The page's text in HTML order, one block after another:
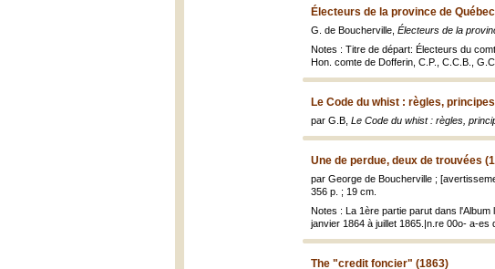
Électeurs de la province de
G. de Boucherville, Électeurs de la
Notes : Titre de départ: Électeurs du
Hon. comte de Dofferin, C.P., C.C.B.,
Le Code du whist : règles,
par G.B, Le Code du whist : règles,
Une de perdue, deux de trouvées
par George de Boucherville ;
356 p. ; 19 cm.
Notes : La 1ère partie parut dans
janvier 1864 à juillet 1865.|n.re 00o- a-
The "credit foncier" (1863)